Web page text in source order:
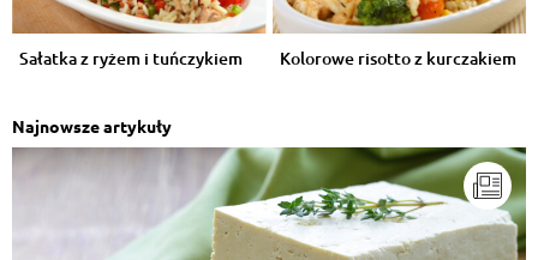
Sałatka z ryżem i tuńczykiem Kolorowe risotto z kurczakiem
Najnowsze artykuły